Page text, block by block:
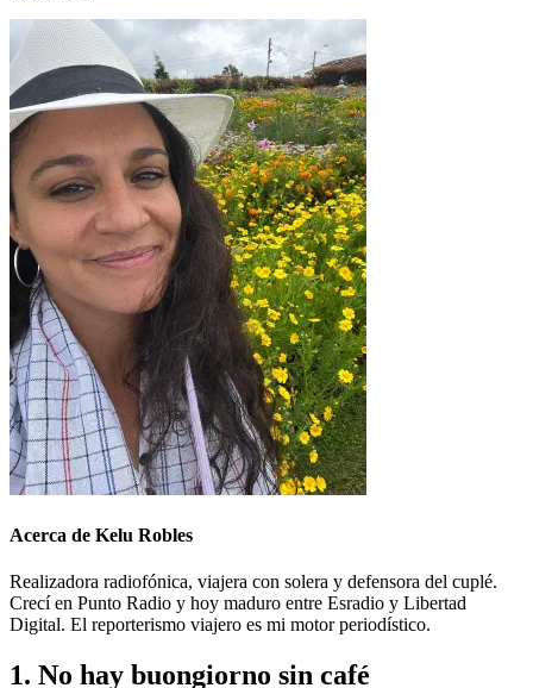
Acerca de Kelu Robles
Realizadora radiofónica, viajera con solera y defensora del cuplé.
Crecí en Punto Radio y hoy maduro entre Esradio y Libertad
Digital. El reporterismo viajero es mi motor periodístico.
1. No hay buongiorno sin café